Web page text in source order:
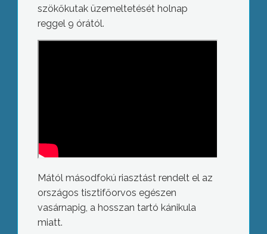
szökőkutak üzemeltetését holnap
reggel 9 órától.
Mától másodfokú riasztást rendelt el az
országos tisztifőorvos egészen
vasárnapig, a hosszan tartó kánikula
miatt.